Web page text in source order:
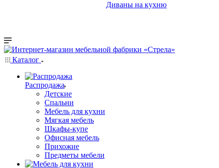
Диваны на кухню
Каталог
Распродажа
Детские
Спальни
Мебель для кухни
Мягкая мебель
Шкафы-купе
Офисная мебель
Прихожие
Предметы мебели